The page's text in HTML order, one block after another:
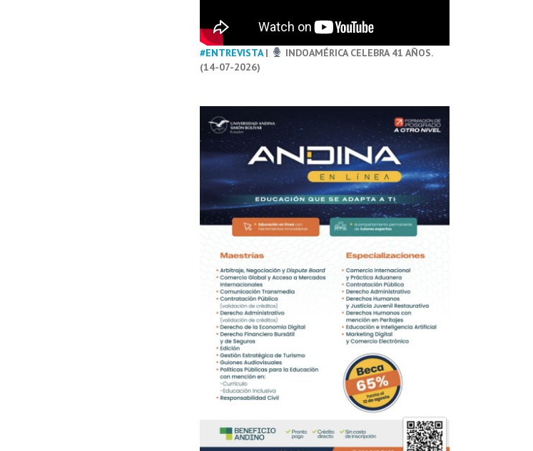
#ENTREVISTA|
INDOAMÉRICA CELEBRA 41 AÑOS.
(14-07-2026)